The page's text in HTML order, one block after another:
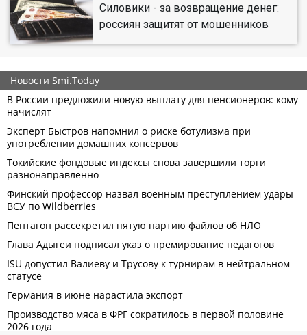
Силовики - за возвращение денег:
россиян защитят от мошенников